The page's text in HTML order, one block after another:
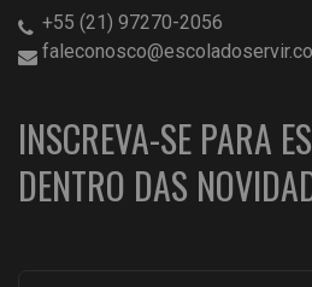
+55 (21) 97270-2056
INSCREVA-SE PARA
DENTRO DAS